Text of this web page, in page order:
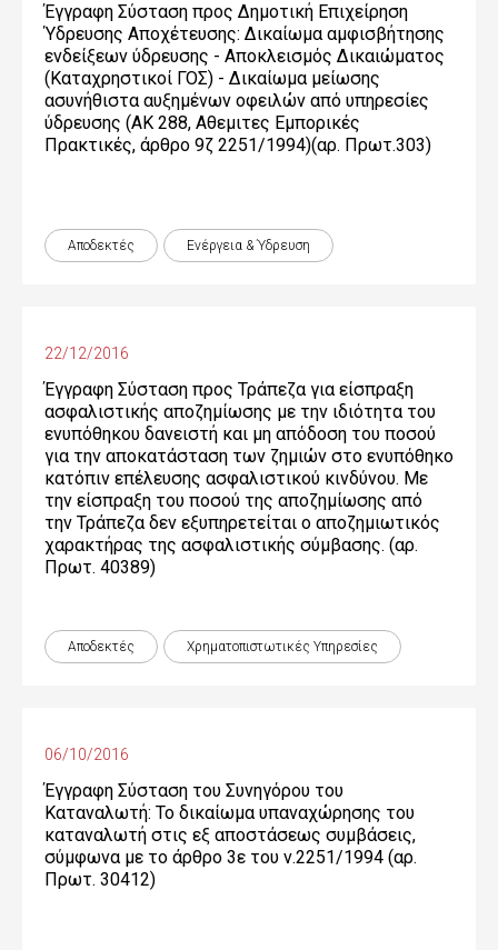
Έγγραφη Σύσταση προς Δημοτική Επιχείρηση
Ύδρευσης Αποχέτευσης: Δικαίωμα αμφισβήτησης
ενδείξεων ύδρευσης - Αποκλεισμός Δικαιώματος
(Καταχρηστικοί ΓΟΣ) - Δικαίωμα μείωσης
ασυνήθιστα αυξημένων οφειλών από υπηρεσίες
ύδρευσης (ΑΚ 288, Αθεμιτες Εμπορικές
Πρακτικές, άρθρο 9ζ 2251/1994)(αρ. Πρωτ.303)
Αποδεκτές Ενέργεια & Ύδρευση
22/12/2016
Έγγραφη Σύσταση προς Τράπεζα για είσπραξη
ασφαλιστικής αποζημίωσης με την ιδιότητα του
ενυπόθηκου δανειστή και μη απόδοση του ποσού
για την αποκατάσταση των ζημιών στο ενυπόθηκο
κατόπιν επέλευσης ασφαλιστικού κινδύνου. Mε
την είσπραξη του ποσού της αποζημίωσης από
την Τράπεζα δεν εξυπηρετείται ο αποζημιωτικός
χαρακτήρας της ασφαλιστικής σύμβασης. (αρ.
Πρωτ. 40389)
Αποδεκτές Χρηματοπιστωτικές Yπηρεσίες
06/10/2016
Έγγραφη Σύσταση του Συνηγόρου του
Καταναλωτή: Το δικαίωμα υπαναχώρησης του
καταναλωτή στις εξ αποστάσεως συμβάσεις,
σύμφωνα με το άρθρο 3ε του ν.2251/1994 (αρ.
Πρωτ. 30412)